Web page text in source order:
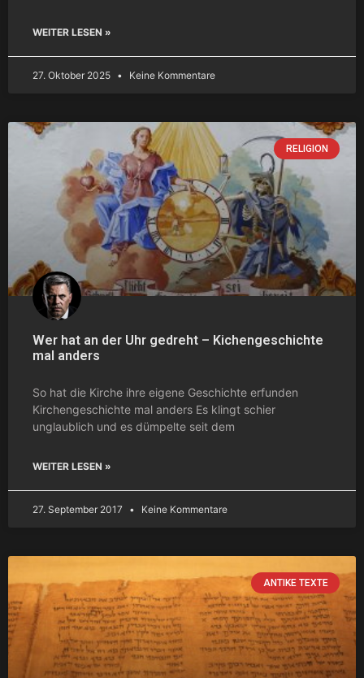
WEITER LESEN »
27. Oktober 2025 Keine Kommentare
RELIGION
Wer hat an der Uhr gedreht – Kichengeschichte
mal anders
So hat die Kirche ihre eigene Geschichte erfunden
Kirchengeschichte mal anders Es klingt schier
unglaublich und es dümpelte seit dem
WEITER LESEN »
27. September 2017 Keine Kommentare
ANTIKE TEXTE